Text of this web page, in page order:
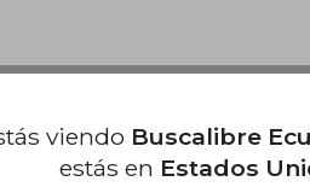
viendo Buscalibre
estás en Estados